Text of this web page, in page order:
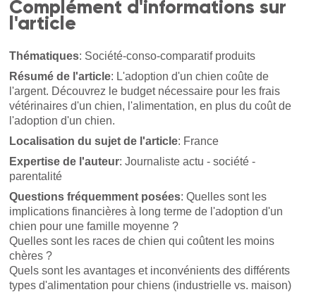
Complément d'informations sur
l'article
Thématiques: Société-conso-comparatif produits
Résumé de l'article: L'adoption d'un chien coûte de
l'argent. Découvrez le budget nécessaire pour les frais
vétérinaires d'un chien, l'alimentation, en plus du coût de
l'adoption d'un chien.
Localisation du sujet de l'article: France
Expertise de l'auteur: Journaliste actu - société -
parentalité
Questions fréquemment posées: Quelles sont les
implications financières à long terme de l'adoption d'un
chien pour une famille moyenne ?
Quelles sont les races de chien qui coûtent les moins
chères ?
Quels sont les avantages et inconvénients des différents
types d'alimentation pour chiens (industrielle vs. maison)